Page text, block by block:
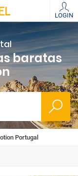
LOGIN
baratas
Portugal